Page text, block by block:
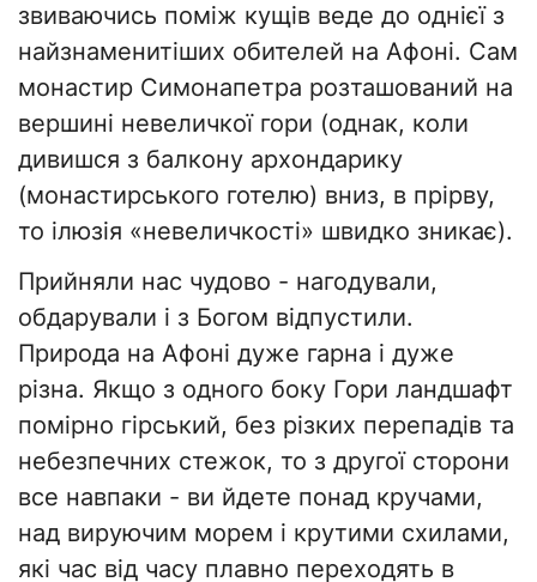
звиваючись поміж кущів веде до однієї з
найзнаменитіших обителей на Афоні. Сам
монастир Симонапетра розташований на
вершині невеличкої гори (однак, коли
дивишся з балкону архондарику
(монастирського готелю) вниз, в прірву,
то ілюзія «невеличкості» швидко зникає).
Прийняли нас чудово - нагодували,
обдарували і з Богом відпустили.
Природа на Афоні дуже гарна і дуже
різна. Якщо з одного боку Гори ландшафт
помірно гірський, без різких перепадів та
небезпечних стежок, то з другої сторони
все навпаки - ви йдете понад кручами,
над вируючим морем і крутими схилами,
які час від часу плавно переходять в